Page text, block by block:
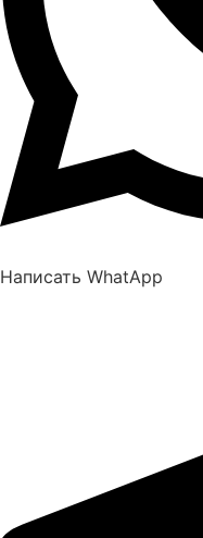
Написать WhatApp